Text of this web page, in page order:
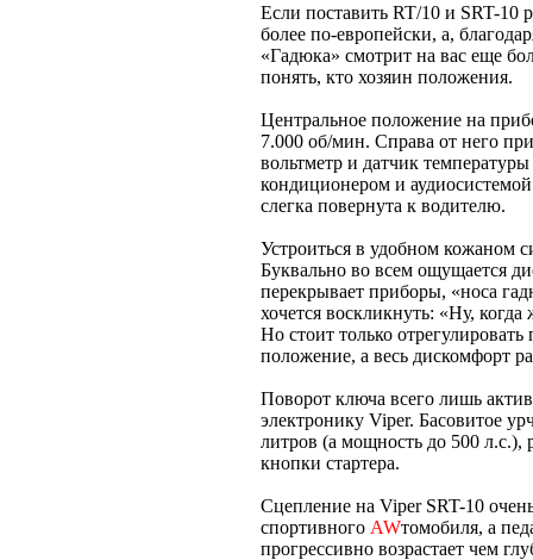
Если поставить RT/10 и SRT-10
более по-европейски, а,
«Гадюка» смотрит на вас еще
понять, кто хозяин положения.
Центральное положение на
7.000 об/мин. Справа от него
вольтметр и датчик
кондиционером и
слегка повернута к водителю.
Устроиться в удобном кожаном
Буквально во всем ощущается
перекрывает приборы, «носа
хочется воскликнуть: «Ну,
Но стоит только
положение, а весь дискомфорт
Поворот ключа всего лишь
электронику Viper. Басовитое
литров (а мощность до 500 л.с.),
кнопки стартера.
Сцепление на Viper SRT-10
спортивного AWтомобиля, а
прогрессивно возрастает чем